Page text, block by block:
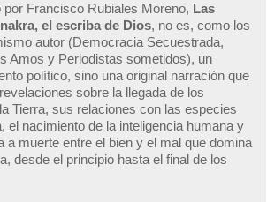
por Francisco Rubiales Moreno, Las
el escriba de Dios, no es, como los
autor (Democracia Secuestrada,
Amos y Periodistas sometidos), un
político, sino una original narración que
sobre la llegada de los
Tierra, sus relaciones con las especies
el nacimiento de la inteligencia humana y
a muerte entre el bien y el mal que domina
desde el principio hasta el final de los